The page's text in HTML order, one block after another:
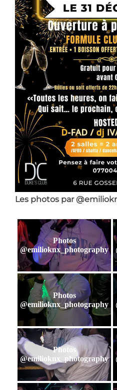
Les photos par
Photos
@emilioknx_photography
Photos
@emilioknx_photography
Photos
@emilioknx_photography